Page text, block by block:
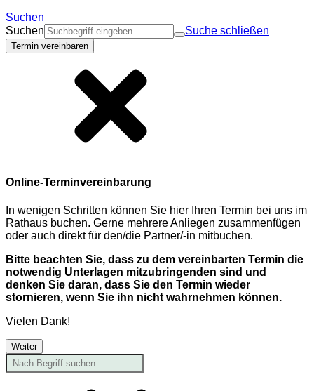
Suchen
Suchen
Suche schließen
Termin vereinbaren
Online-Terminvereinbarung
In wenigen Schritten können Sie hier Ihren Termin bei uns im
Rathaus buchen. Gerne mehrere Anliegen zusammenfügen
oder auch direkt für den/die Partner/-in mitbuchen.
Bitte beachten Sie, dass zu dem vereinbarten Termin die
notwendig Unterlagen mitzubringenden sind und
denken Sie daran, dass Sie den Termin wieder
stornieren, wenn Sie ihn nicht wahrnehmen können.
Vielen Dank!
Weiter